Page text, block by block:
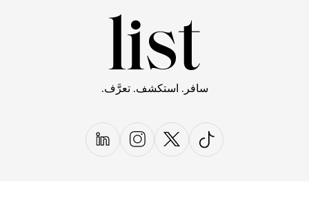
سافر. استكشف. تعرَّف.